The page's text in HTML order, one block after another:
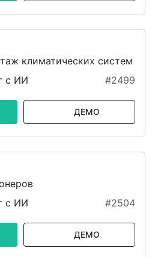
климатических систем
с ИИ
#2499
ДЕМО
с ИИ
#2504
ДЕМО